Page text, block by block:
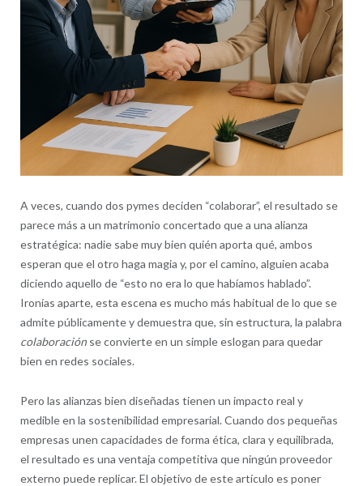
A veces, cuando dos pymes deciden “colaborar”, el resultado se
parece más a un matrimonio concertado que a una alianza
estratégica: nadie sabe muy bien quién aporta qué, ambos
esperan que el otro haga magia y, por el camino, alguien acaba
diciendo aquello de “esto no era lo que habíamos hablado”.
Ironías aparte, esta escena es mucho más habitual de lo que se
admite públicamente y demuestra que, sin estructura, la palabra
colaboraciónse convierte en un simple eslogan para quedar
bien en redes sociales.
Pero las alianzas bien diseñadas tienen un impacto real y
medible en la sostenibilidad empresarial. Cuando dos pequeñas
empresas unen capacidades de forma ética, clara y equilibrada,
el resultado es una ventaja competitiva que ningún proveedor
externo puede replicar. El objetivo de este artículo es poner